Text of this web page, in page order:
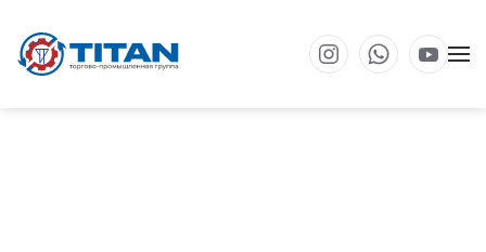
Перейти к основному содержанию